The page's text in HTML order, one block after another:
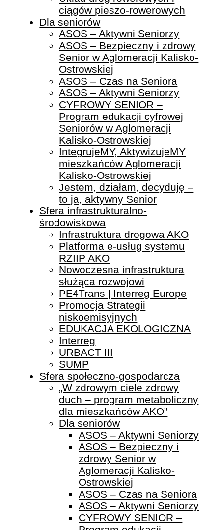
ciągów pieszo-rowerowych
Dla seniorów
ASOS – Aktywni Seniorzy
ASOS – Bezpieczny i zdrowy
Senior w Aglomeracji Kalisko-
Ostrowskiej
ASOS – Czas na Seniora
ASOS – Aktywni Seniorzy
CYFROWY SENIOR –
Program edukacji cyfrowej
Seniorów w Aglomeracji
Kalisko-Ostrowskiej
IntegrujeMY, AktywizujeMY
mieszkańców Aglomeracji
Kalisko-Ostrowskiej
Jestem, działam, decyduję –
to ja, aktywny Senior
Sfera infrastrukturalno-
środowiskowa
Infrastruktura drogowa AKO
Platforma e-usług systemu
RZIIP AKO
Nowoczesna infrastruktura
służąca rozwojowi
PE4Trans | Interreg Europe
Promocja Strategii
niskoemisyjnych
EDUKACJA EKOLOGICZNA
Interreg
URBACT III
SUMP
Sfera społeczno-gospodarcza
„W zdrowym ciele zdrowy
duch – program metaboliczny
dla mieszkańców AKO”
Dla seniorów
ASOS – Aktywni Seniorzy
ASOS – Bezpieczny i
zdrowy Senior w
Aglomeracji Kalisko-
Ostrowskiej
ASOS – Czas na Seniora
ASOS – Aktywni Seniorzy
CYFROWY SENIOR –